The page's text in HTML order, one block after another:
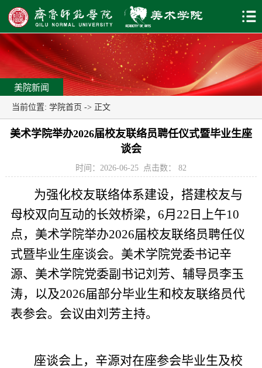
美院新闻
当前位置: 学院首页 -> 正文
美术学院举办2026届校友联络员聘任仪式暨毕业生座
谈会
时间：2026-06-25 点击数： 82
为强化校友联络体系建设，搭建校友与
母校双向互动的长效桥梁，6月22日上午10
点，美术学院举办2026届校友联络员聘任仪
式暨毕业生座谈会。美术学院党委书记辛
源、美术学院党委副书记刘芳、辅导员李玉
涛，以及2026届部分毕业生和校友联络员代
表参会。会议由刘芳主持。
座谈会上，辛源对在座参会毕业生及校